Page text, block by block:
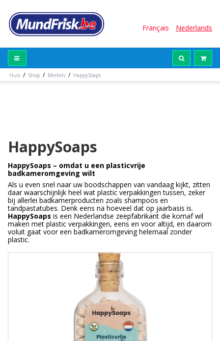
Français Nederlands
Huis / Shop / Merken / HappySoaps
HappySoaps
HappySoaps – omdat u een plasticvrije
badkameromgeving wilt
Als u even snel naar uw boodschappen van vandaag kijkt, zitten
daar waarschijnlijk heel wat plastic verpakkingen tussen, zeker
bij allerlei badkamerproducten zoals shampoos en
tandpastatubes. Denk eens na hoeveel dat op jaarbasis is.
HappySoaps is een Nederlandse zeepfabrikant die komaf wil
maken met plastic verpakkingen, eens en voor altijd, en daarom
voluit gaat voor een badkameromgeving helemaal zonder
plastic.